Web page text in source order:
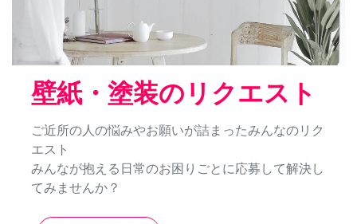
壁紙・塗装のリクエスト
ご近所の人の悩みやお願いが詰まったみんなのリク
エスト
みんなが抱える日常のお困りごとに応募して解決し
てみませんか？